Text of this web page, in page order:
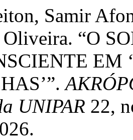
Samir
Oliveira. “O
EM
UNIPAR 22,